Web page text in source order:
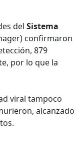
del Sistema
confirmaron
879
por lo que la
viral tampoco
alcanzado